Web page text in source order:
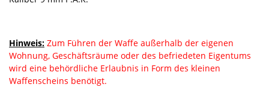
Hinweis: Zum Führen der Waffe außerhalb der eigenen
Wohnung, Geschäftsräume oder des befriedeten Eigentums
wird eine behördliche Erlaubnis in Form des kleinen
Waffenscheins benötigt.